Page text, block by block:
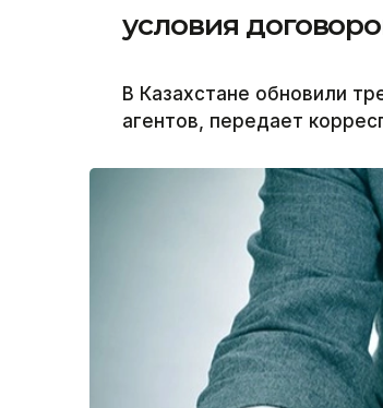
условия
В Казахстане обновили
агентов, передает